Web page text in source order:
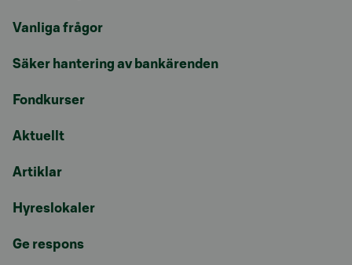
Vanliga frågor
Säker hantering av bankärenden
Fondkurser
Aktuellt
Artiklar
Hyreslokaler
Ge respons